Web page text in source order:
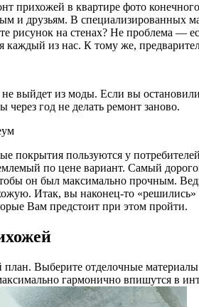
прихожей в квартире фото
и друзьям. В специализированных
рисунок на стенах? Не проблема —
из нас. К тому же,
не выйдет из моды. Если вы
год не делать ремонт заново.
покрытия пользуются у
по цене вариант. Самый
он был максимально прочным.
Итак, вы наконец-то «решились»
Вам предстоит при этом пройти.
план. Выберите отделочные
гармонично впишутся в